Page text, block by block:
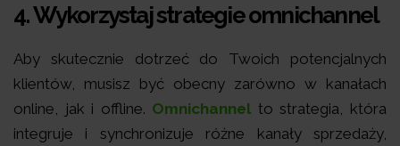
4.Wykorzystaj strategie omnichannel
Aby skutecznie dotrzeć do Twoich potencjalnych
klientów, musisz być obecny zarówno w kanałach
online, jak i offline. Omnichannel to strategia, która
integruje i synchronizuje różne kanały sprzedaży,